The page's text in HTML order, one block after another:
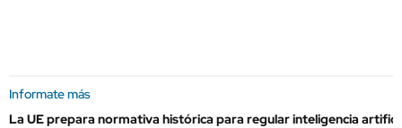
Informate más
La UE prepara normativa histórica para regular inteligencia